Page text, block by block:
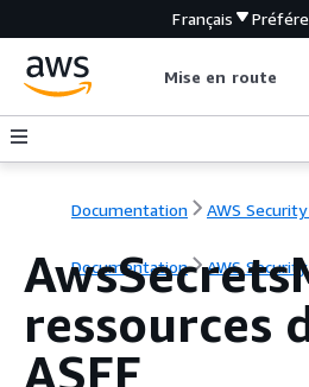
Français
Mise en route
Documentation AWS
Documentation AWS
ressources
ASFF